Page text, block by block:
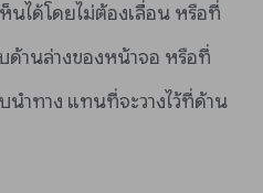
นได้โดยไม่ต้องเลื่อน หรือที่
ด้านล่างของหน้าจอ หรือที่
นำทาง แทนที่จะวางไว้ที่ด้าน